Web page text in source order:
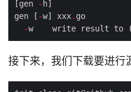
[gen
-
gen [ -w] xxx.
-
接下来，我们下载要进行